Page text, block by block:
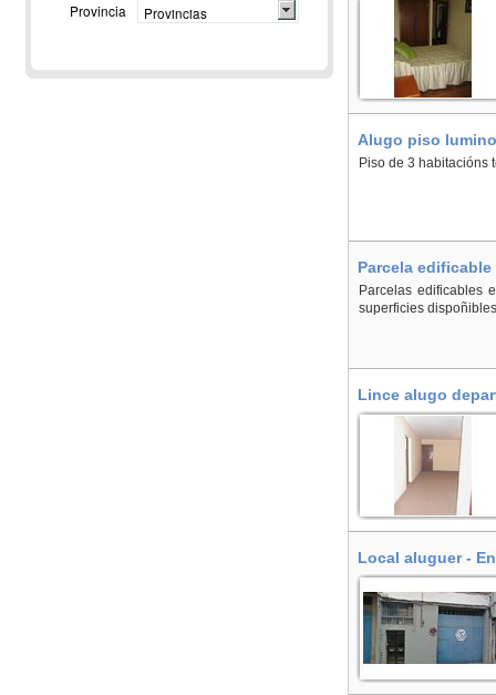
Alugo piso
Piso de 3 habitacións
Parcela
Parcelas edificables
superficies
Lince alugo
Local aluguer -
Provincia Provincias